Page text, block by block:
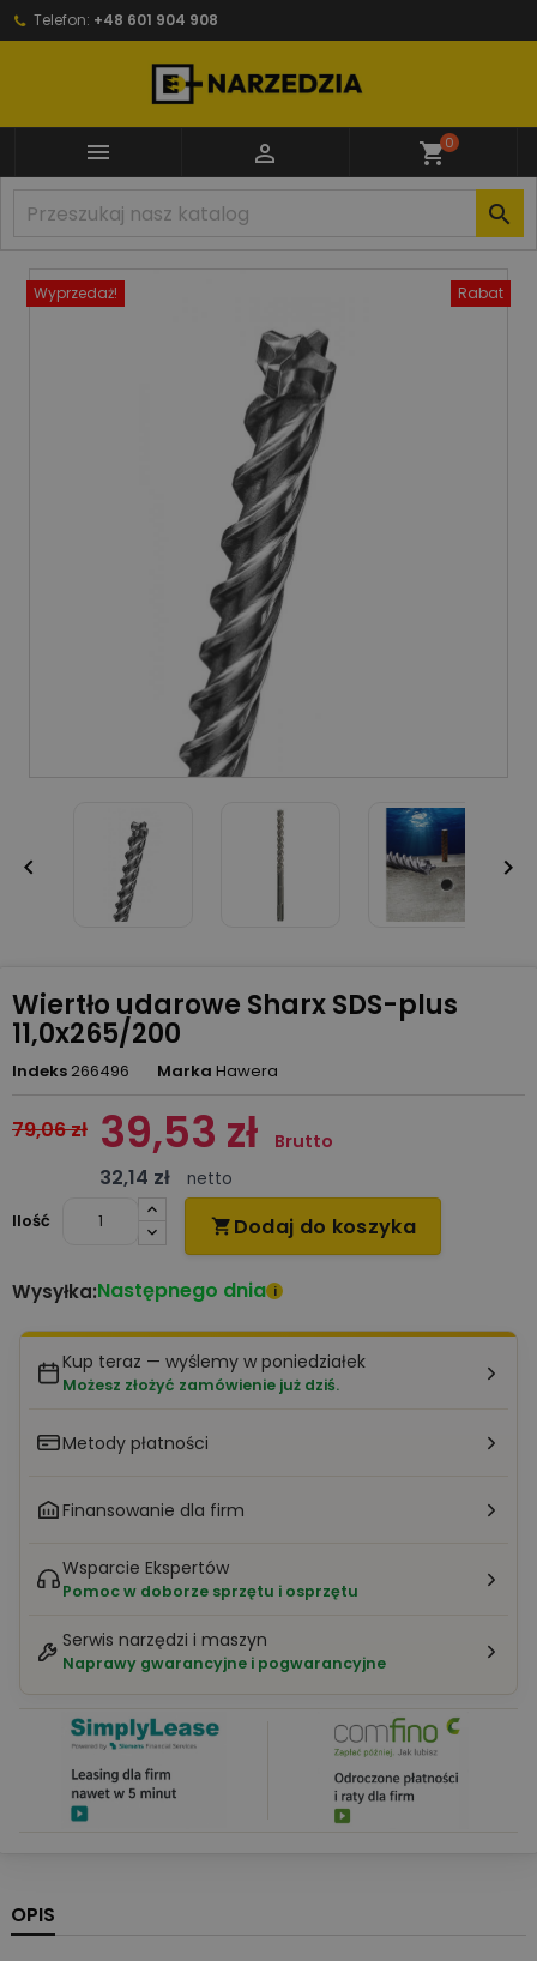
Telefon: +48 601 904 908
  shopping_cart0

Wyprzedaż! Rabat
 
Wiertło udarowe Sharx SDS-plus
11,0x265/200
Indeks 266496 Marka Hawera
79,06 zł 39,53 zł Brutto
32,14 zł
netto
Ilość
 Dodaj do koszyka
Wysyłka:Następnego dnia i
Kup teraz — wyślemy w poniedziałek
Możesz złożyć zamówienie już dziś.
Metody płatności
Finansowanie dla firm
Wsparcie Ekspertów
Pomoc w doborze sprzętu i osprzętu
Serwis narzędzi i maszyn
Naprawy gwarancyjne i pogwarancyjne
OPIS